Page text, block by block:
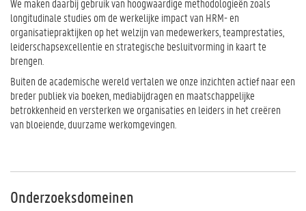
We maken daarbij gebruik van hoogwaardige methodologieën zoals
longitudinale studies om de werkelijke impact van HRM- en
organisatiepraktijken op het welzijn van medewerkers, teamprestaties,
leiderschapsexcellentie en strategische besluitvorming in kaart te
brengen.
Buiten de academische wereld vertalen we onze inzichten actief naar een
breder publiek via boeken, mediabijdragen en maatschappelijke
betrokkenheid en versterken we organisaties en leiders in het creëren
van bloeiende, duurzame werkomgevingen.
Onderzoeksdomeinen